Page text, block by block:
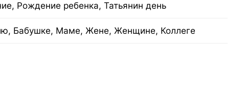
Рождение ребенка, Татьянин день
Бабушке, Маме, Жене, Женщине, Коллеге